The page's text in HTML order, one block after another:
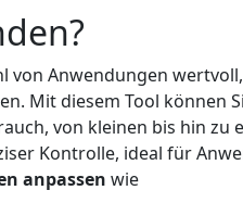
von Anwendungen
Mit diesem Tool können
von kleinen bis hin zu
Kontrolle, ideal für
anpassen wie